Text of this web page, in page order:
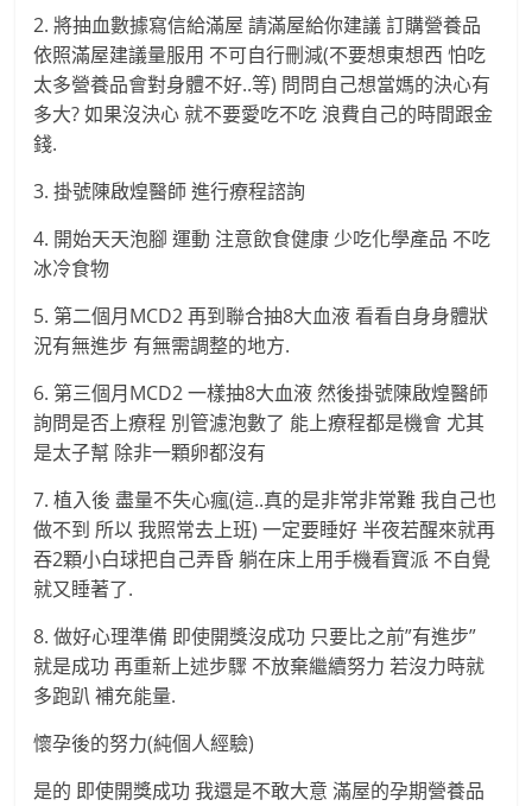
2. 將抽血數據寫信給滿屋 請滿屋給你建議 訂購營養品
依照滿屋建議量服用 不可自行刪減(不要想東想西 怕吃
太多營養品會對身體不好..等) 問問自己想當媽的決心有
多大? 如果沒決心 就不要愛吃不吃 浪費自己的時間跟金
錢.
3. 掛號陳啟煌醫師 進行療程諮詢
4. 開始天天泡腳 運動 注意飲食健康 少吃化學產品 不吃
冰冷食物
5. 第二個月MCD2 再到聯合抽8大血液 看看自身身體狀
況有無進步 有無需調整的地方.
6. 第三個月MCD2 一樣抽8大血液 然後掛號陳啟煌醫師
詢問是否上療程 別管濾泡數了 能上療程都是機會 尤其
是太子幫 除非一顆卵都沒有
7. 植入後 盡量不失心瘋(這..真的是非常非常難 我自己也
做不到 所以 我照常去上班) 一定要睡好 半夜若醒來就再
吞2顆小白球把自己弄昏 躺在床上用手機看寶派 不自覺
就又睡著了.
8. 做好心理準備 即使開獎沒成功 只要比之前”有進步”
就是成功 再重新上述步驟 不放棄繼續努力 若沒力時就
多跑趴 補充能量.
懷孕後的努力(純個人經驗)
是的 即使開獎成功 我還是不敢大意 滿屋的孕期營養品